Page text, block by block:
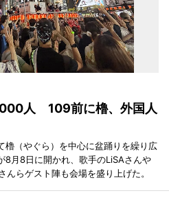
人 109前に櫓、外国人
櫓（やぐら）を中心に盆踊りを繰り広
月8日に開かれ、歌手のLiSAさんや
らゲスト陣も会場を盛り上げた。